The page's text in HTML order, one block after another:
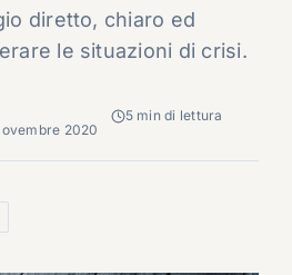
diretto, chiaro ed
le situazioni di crisi.
2020
5 min di lettura